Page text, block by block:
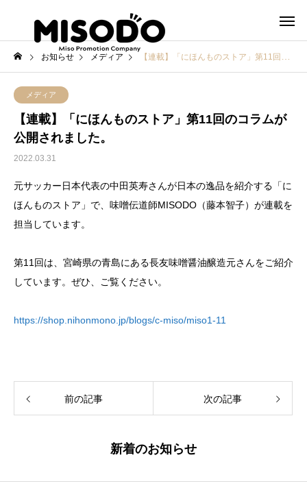
お知らせ メディア 【連載】「にほんものストア」第11回のコラムが公開されました。
メディア
【連載】「にほんものストア」第11回のコラムが
公開されました。
2022.03.31
元サッカー日本代表の中田英寿さんが日本の逸品を紹介する「に
ほんものストア」で、味噌伝道師MISODO（藤本智子）が連載を
担当しています。
第11回は、宮崎県の青島にある長友味噌醤油醸造元さんをご紹介
しています。ぜひ、ご覧ください。
https://shop.nihonmono.jp/blogs/c-miso/miso1-11
前の記事 次の記事
新着のお知らせ